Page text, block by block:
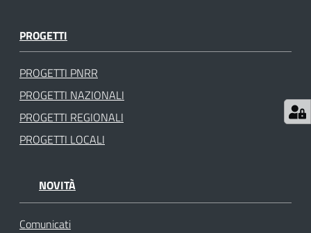
PROGETTI
PROGETTI PNRR
PROGETTI NAZIONALI
PROGETTI REGIONALI
PROGETTI LOCALI
NOVITÀ
Comunicati